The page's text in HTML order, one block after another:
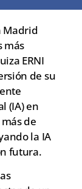
Madrid
más
ERNI
de su
(IA) en
de
la IA
futura.